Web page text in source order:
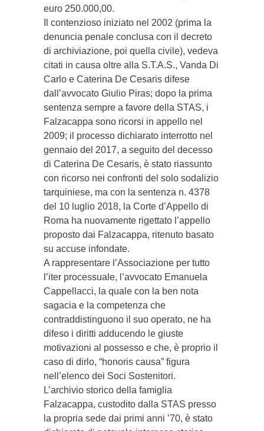
euro 250.000,00.
Il contenzioso iniziato nel 2002 (prima la
denuncia penale conclusa con il decreto
di archiviazione, poi quella civile), vedeva
citati in causa oltre alla S.T.A.S., Vanda Di
Carlo e Caterina De Cesaris difese
dall’avvocato Giulio Piras; dopo la prima
sentenza sempre a favore della STAS, i
Falzacappa sono ricorsi in appello nel
2009; il processo dichiarato interrotto nel
gennaio del 2017, a seguito del decesso
di Caterina De Cesaris, è stato riassunto
con ricorso nei confronti del solo sodalizio
tarquiniese, ma con la sentenza n. 4378
del 10 luglio 2018, la Corte d’Appello di
Roma ha nuovamente rigettato l’appello
proposto dai Falzacappa, ritenuto basato
su accuse infondate.
A rappresentare l’Associazione per tutto
l’iter processuale, l’avvocato Emanuela
Cappellacci, la quale con la ben nota
sagacia e la competenza che
contraddistinguono il suo operato, ne ha
difeso i diritti adducendo le giuste
motivazioni al possesso e che, è proprio il
caso di dirlo, “honoris causa” figura
nell’elenco dei Soci Sostenitori.
L’archivio storico della famiglia
Falzacappa, custodito dalla STAS presso
la propria sede dai primi anni ’70, è stato